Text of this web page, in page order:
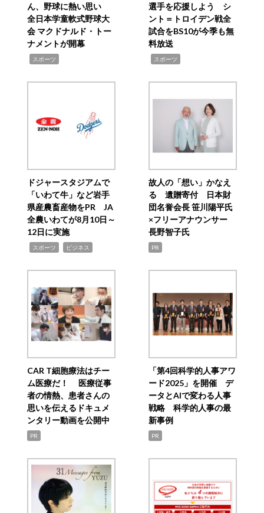
ん、野球に熱い思い
全日本学童軟式野球大
会 マクドナルド・トー
ナメントが開幕
スポーツ
選手を応援しよう シ
ント＝トロイデン戦全
試合をBS10が今季も無
料放送
スポーツ
ドジャースタジアムで
「いわて牛」など岩手
県産農畜産物をPR JA
全農いわてが8月10日～
12日に実施
スポーツ ビジネス
故人の「想い」かなえ
る 遺贈寄付 日本財
団名誉会長 笹川陽平氏
×フリーアナウンサー
長野智子氏
PR
CAR T細胞療法はチー
ム医療だ！ 医療従事
者の情熱、患者さんの
思いを伝えるドキュメ
ンタリー動画を公開中
PR
「第4回科学的人事アワ
ード2025」を開催 デ
ータとAIで変わる人事
戦略 科学的人事の最
新事例
PR